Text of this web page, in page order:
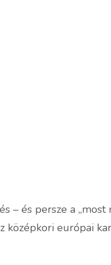
– és persze a „most
középkori európai